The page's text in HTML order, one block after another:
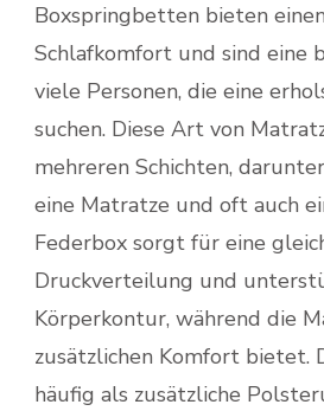
Boxspringbetten bieten
Schlafkomfort und sind eine
viele Personen, die eine
suchen. Diese Art von
mehreren Schichten,
eine Matratze und oft auch
Federbox sorgt für eine
Druckverteilung und
Körperkontur, während die
zusätzlichen Komfort bietet.
häufig als zusätzliche